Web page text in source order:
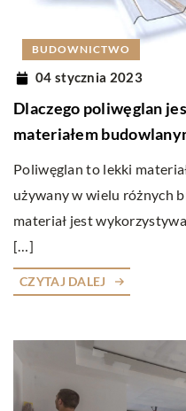
BUDOWNICTWO
04 stycznia 2023
Dlaczego poliwęglan
materiałem
Poliwęglan to lekki
używany w wielu różnych
materiał jest
[…]
CZYTAJ DALEJ